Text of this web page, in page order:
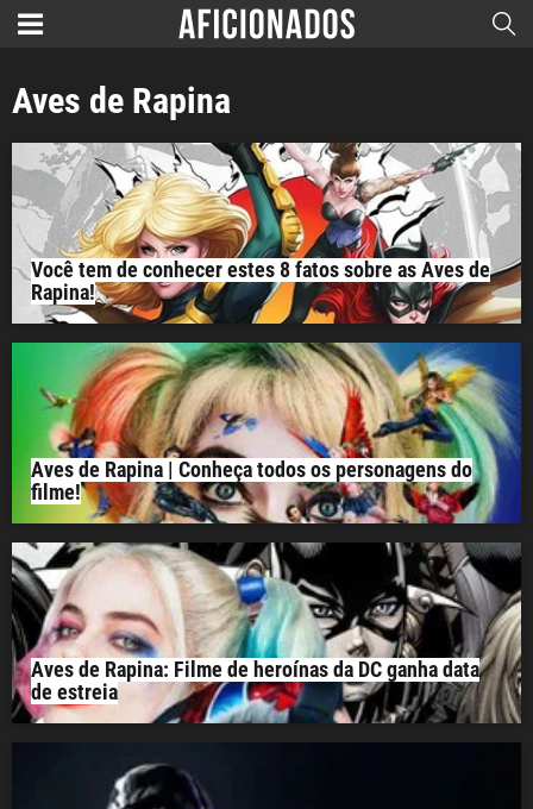
Aves de Rapina
Você tem de conhecer estes 8 fatos sobre as Aves de
Rapina!
Aves de Rapina | Conheça todos os personagens do
filme!
Aves de Rapina: Filme de heroínas da DC ganha data
de estreia